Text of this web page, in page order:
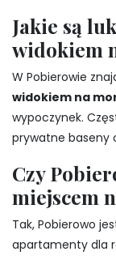
Jakie są
widokiem
W Pobierowie
widokiem na
wypoczynek.
prywatne baseny
Czy
miejscem
Tak, Pobierowo
apartamenty dla